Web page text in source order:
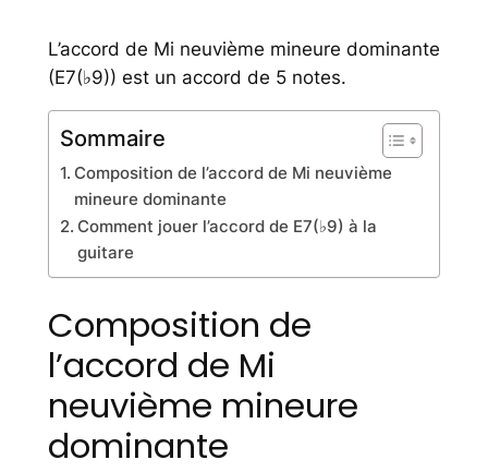
L’accord de Mi neuvième mineure dominante
(E7(♭9)) est un accord de 5 notes.
Sommaire
Composition de l’accord de Mi neuvième
mineure dominante
Comment jouer l’accord de E7(♭9) à la
guitare
Composition de
l’accord de Mi
neuvième mineure
dominante